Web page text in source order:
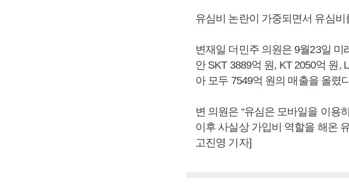
유심비 논란이 가중되면서 유심
변재일 더민주 의원은 9월23일 미
안 SKT 3889억 원, KT 2050억 원,
아 모두 7549억 원의 매출을 올렸
변 의원은 “유심은 모바일을 이용
이후 사실상 가입비 역할을 해온
고진영 기자]